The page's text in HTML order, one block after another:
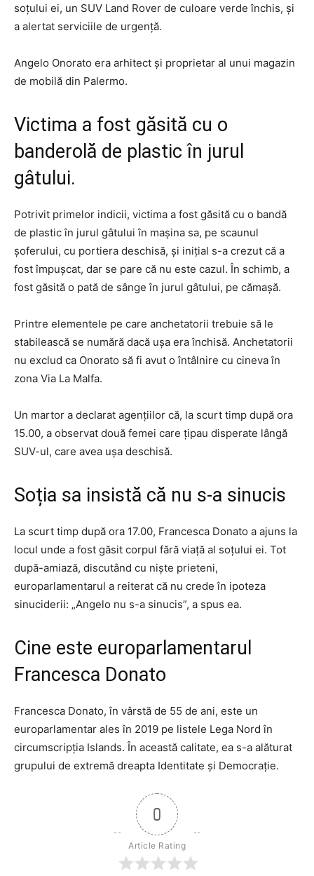
soțului ei, un SUV Land Rover de culoare verde închis, și
a alertat serviciile de urgență.
Angelo Onorato era arhitect și proprietar al unui magazin
de mobilă din Palermo.
Victima a fost găsită cu o
banderolă de plastic în jurul
gâtului.
Potrivit primelor indicii, victima a fost găsită cu o bandă
de plastic în jurul gâtului în mașina sa, pe scaunul
șoferului, cu portiera deschisă, și inițial s-a crezut că a
fost împușcat, dar se pare că nu este cazul. În schimb, a
fost găsită o pată de sânge în jurul gâtului, pe cămașă.
Printre elementele pe care anchetatorii trebuie să le
stabilească se numără dacă ușa era închisă. Anchetatorii
nu exclud ca Onorato să fi avut o întâlnire cu cineva în
zona Via La Malfa.
Un martor a declarat agențiilor că, la scurt timp după ora
15.00, a observat două femei care țipau disperate lângă
SUV-ul, care avea ușa deschisă.
Soția sa insistă că nu s-a sinucis
La scurt timp după ora 17.00, Francesca Donato a ajuns la
locul unde a fost găsit corpul fără viață al soțului ei. Tot
după-amiază, discutând cu niște prieteni,
europarlamentarul a reiterat că nu crede în ipoteza
sinuciderii: „Angelo nu s-a sinucis”, a spus ea.
Cine este europarlamentarul
Francesca Donato
Francesca Donato, în vârstă de 55 de ani, este un
europarlamentar ales în 2019 pe listele Lega Nord în
circumscripția Islands. În această calitate, ea s-a alăturat
grupului de extremă dreapta Identitate și Democrație.
0
Article Rating